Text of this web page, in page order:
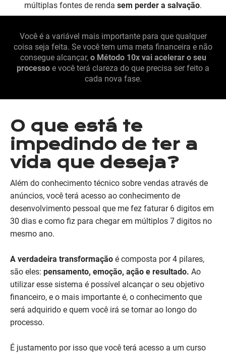
múltiplas fontes de renda sem perder a salvação.
Você é a variável mais importante para que qualquer
coisa seja feita. Se você tem uma meta financeira e não
consegue alcançar, o Método 10x vai acelerar o seu
processo e você terá clareza do que precisa ser feito a
cada nova fase.
O que está te
impedindo de ter a
vida que deseja?
Além do conhecimento técnico sobre vendas através de
anúncios, você terá acesso ao conhecimento de
desenvolvimento pessoal que me fez faturar 6 digitos em
30 dias e como fiz para chegar em múltiplos 7 digitos no
mesmo ano.
A verdadeira transformação é composta por 4 pilares,
são eles: pensamento, emoção, ação e resultado. Ao
utilizar esse sistema é possível alcançar o seu objetivo
financeiro, e o mais importante é, o conhecimento que
será adquirido e quem você irá se tornar ao longo do
processo.
É justamento por isso que você terá acesso a um curso